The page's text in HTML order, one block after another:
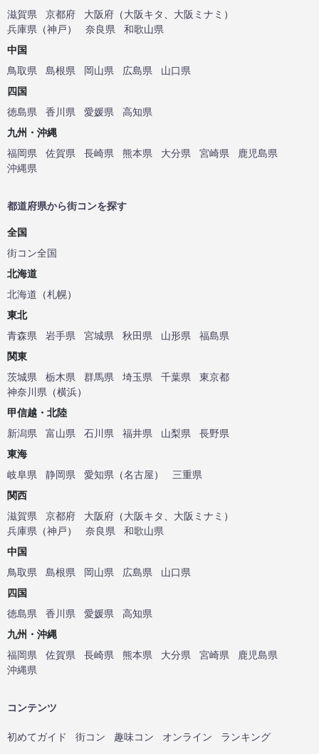
滋賀県
京都府 大阪府 （大阪キタ 大阪ミナミ ）
兵庫県 （神戸） 奈良県
和歌山県
中国
鳥取県
島根県 岡山県 広島県
山口県
四国
徳島県
香川県 愛媛県
高知県
九州・沖縄
福岡県
佐賀県 長崎県 熊本県 大分県 宮崎県
鹿児島県
沖縄県
都道府県から街コンを探す
全国
街コン全国
北海道
北海道 （札幌）
東北
青森県
岩手県 宮城県 秋田県 山形県
福島県
関東
茨城県
栃木県 群馬県 埼玉県 千葉県
東京都
神奈川県 （横浜）
甲信越・北陸
新潟県
富山県 石川県 福井県 山梨県
長野県
東海
岐阜県
静岡県 愛知県 （名古屋）
三重県
関西
滋賀県
京都府 大阪府 （大阪キタ 大阪ミナミ ）
兵庫県 （神戸） 奈良県
和歌山県
中国
鳥取県
島根県 岡山県 広島県
山口県
四国
徳島県
香川県 愛媛県
高知県
九州・沖縄
福岡県
佐賀県 長崎県 熊本県 大分県 宮崎県
鹿児島県
沖縄県
コンテンツ
初めてガイド 街コン 趣味コン オンライン ランキング